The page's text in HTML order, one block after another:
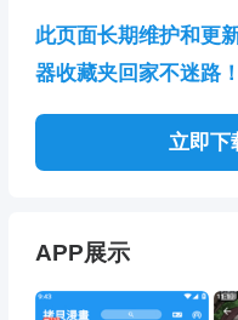
此页面长期维护和更
器收藏夹回家不迷路！
立即下
APP展示